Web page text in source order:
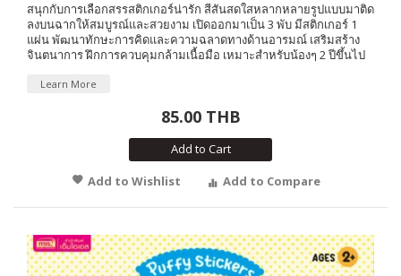
สนุกกับการเลือกสรรสติกเกอร์น่ารัก สีสันสดใสหลากหลายรูปแบบมาติด
ลงบนฉากให้สมบูรณ์และสวยงาม เปิดออกมาเป็น 3 พับ มีสติกเกอร์ 1
แผ่น พัฒนาทักษะการคิดและความฉลาดทางด้านอารมณ์ เสริมสร้าง
จินตนาการ ฝึกการควบคุมกล้ามเนื้อมือ เหมาะสำหรับน้องๆ 2 ปีขึ้นไป
Learn More
85.00 THB
Add to Cart
Add to Wishlist
Add to Compare